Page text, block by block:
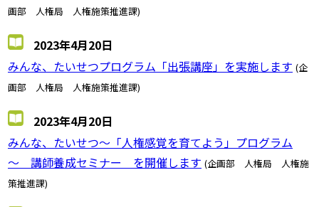
画部 人権局 人権施策推進課)
2023年4月20日
みんな、たいせつプログラム「出張講座」を実施します (企
画部 人権局 人権施策推進課)
2023年4月20日
みんな、たいせつ～「人権感覚を育てよう」プログラム
～ 講師養成セミナー を開催します (企画部 人権局 人権施
策推進課)